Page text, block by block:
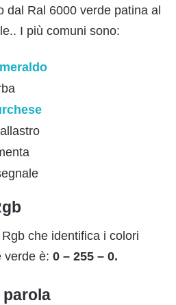
dal Ral 6000 verde patina al
I più comuni sono:
che identifica i colori
verde è: 0 – 255 – 0.